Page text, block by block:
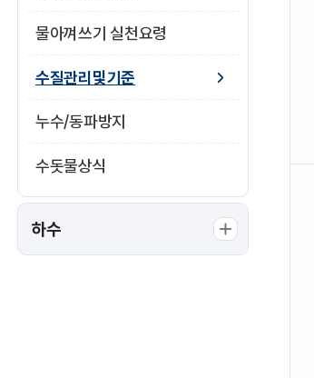
물아껴쓰기 실천요령
수질관리및기준
누수/동파방지
수돗물상식
하수